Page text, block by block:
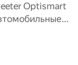
Optismart